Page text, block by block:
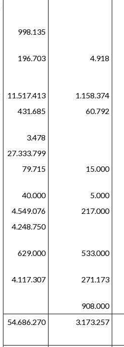
998.135
196.703 4.918
11.517.413
1.158.374
431.685 60.792
3.478
27.333.799
79.715 15.000
40.000
5.000
4.549.076
217.000
4.248.750
629.000 533.000
4.117.307 271.173
908.000
54.686.270 3.173.257